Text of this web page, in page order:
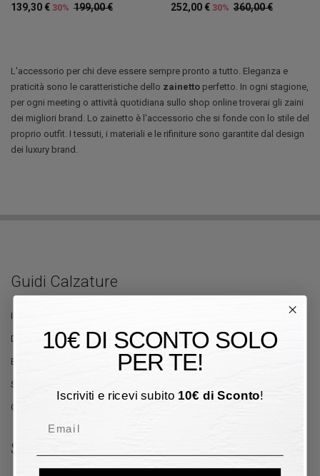
199,00 €
139,30 € 30% 360,00 €
252,00 € 30%
L'accessorio per chi deve essere sempre pronto a tutto. Eleganza e
praticità sono le caratteristiche dello zainetto perfetto. In ogni stagione,
per ogni meeting o attività quotidiana sullo shop online troverai gli zaini
dei migliori brand. Lo zainetto è l'accessorio che si fonde con lo stile del
proprio outfit. I tessuti, i materiali e le rifiniture sono garantite dal design
dei luxury brand.
Guidi Calzature
Il Negozio
Dove Siamo
Blog
Stilisti
Offerte
Servizio Clienti
10€ DI SCONTO SOLO
PER TE!
Iscriviti e ricevi subito 10€ di Sconto!